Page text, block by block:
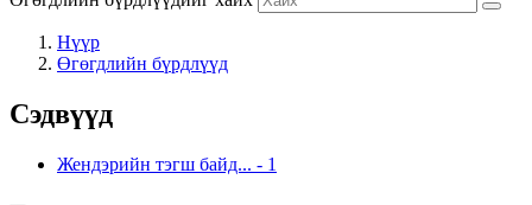
Нүүр
Өгөгдлийн бүрдлүүд
Сэдвүүд
Жендэрийн тэгш байд... - 1